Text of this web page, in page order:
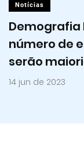
Notícias
Demografia
número de
serão
14 jun de 2023